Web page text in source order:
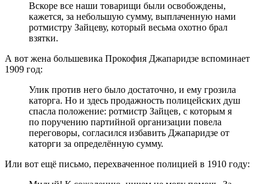
Вскоре все наши товарищи были освобождены,
кажется, за небольшую сумму, выплаченную нами
ротмистру Зайцеву, который весьма охотно брал
взятки.
А вот жена большевика Прокофия Джапаридзе вспоминает
1909 год:
Улик против него было достаточно, и ему грозила
каторга. Но и здесь продажность полицейских душ
спасла положение: ротмистр Зайцев, с которым я
по поручению партийной организации повела
переговоры, согласился избавить Джапаридзе от
каторги за определённую сумму.
Или вот ещё письмо, перехваченное полицией в 1910 году: